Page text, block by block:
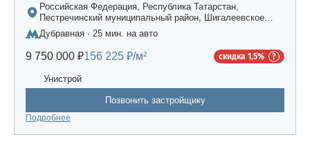
Российская Федерация, Республика Татарстан,
Пестречинский муниципальный район, Шигалеевское
сельское поселение, жилой комплекс «Усадьба
Царево-2», дом 3
Дубравная · 25 мин. на авто
9 750 000 ₽156 225 ₽/м² скидка 1,5%
Унистрой
Позвонить застройщику
Подробнее